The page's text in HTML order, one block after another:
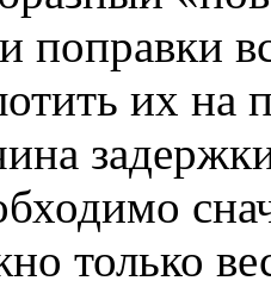
поправки
их на
только